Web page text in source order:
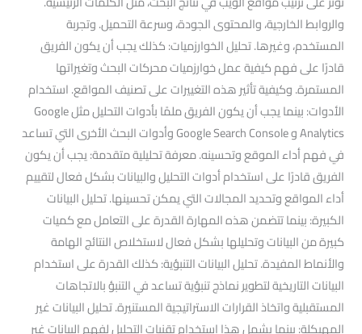
والروابط الخارجية، والمحتوى الجودة، وسرعة التحميل. وتجربة
المستخدم، وغيرها. تحليل الخوارزميات: كذلك يجب أن يكون الفريق
قادرًا على فهم كيفية عمل خوارزميات محركات البحث وتغيراتها
المستمرة. وكيفية تأثير هذه التغييرات على تصنيف المواقع. استخدام
الأدوات: بينما يجب أن يكون الفريق ملمًا بأدوات التحليل مثل Google
Analytics و Google Search Console وأدوات البحث الأخرى التي تساعد
في فهم أداء الموقع وتحسينه. معرفة تحليلية متقدمة: يجب أن يكون
الفريق قادرًا على استخدام أدوات التحليل والبيانات بشكل فعال لتقييم
أداء المواقع وتحديد المجالات التي يمكن تحسينها. تحليل البيانات
الكبيرة: بينما تتضمن هذه المهارة القدرة على التعامل مع كميات
كبيرة من البيانات وتحليلها بشكل فعال لاستخلاص النتائج الهامة
والأنماط المفيدة. تحليل البيانات التنبؤية: كذلك القدرة على استخدام
البيانات التاريخية لتطوير نماذج تنبؤية تساعد في التنبؤ بالاتجاهات
المستقبلية واتخاذ القرارات الاستراتيجية المستنيرة. تحليل البيانات غير
المهيكلة: بينما يشمل هذا استخدام تقنيات التحليل لفهم البيانات غير